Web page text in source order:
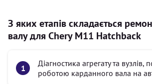
З яких етапів складається
валу для Chery M11 Hatchback
Діагностика агрегату та вузлів,
роботою карданного вала на